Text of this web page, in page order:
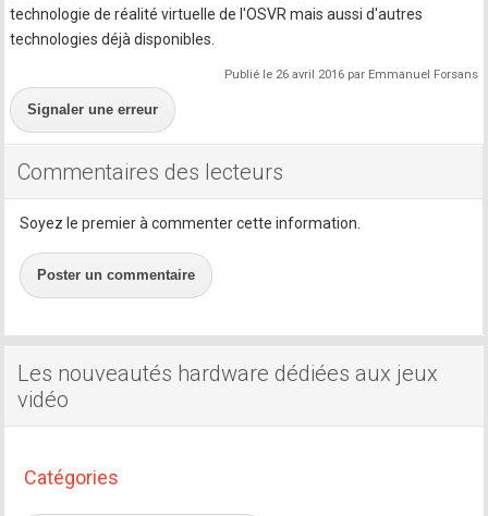
technologie de réalité virtuelle de l'OSVR mais aussi d'autres
technologies déjà disponibles.
Publié le 26 avril 2016 par Emmanuel Forsans
Signaler une erreur
Commentaires des lecteurs
Soyez le premier à commenter cette information.
Poster un commentaire
Les nouveautés hardware dédiées aux jeux
vidéo
Catégories